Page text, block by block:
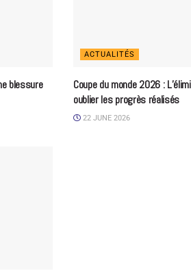
blessure
ACTUALITÉS
Coupe du monde 2026 :
oublier les progrès réalisés
22 JUNE 2026